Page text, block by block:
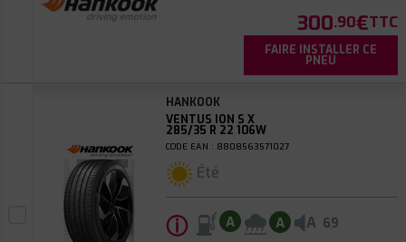
300.90€TTC
FAIRE INSTALLER CE
PNEU
HANKOOK
VENTUS ION S X
285/35 R 22 106W
CODE EAN : 8808563571027
Été
ⓘ A A A 69